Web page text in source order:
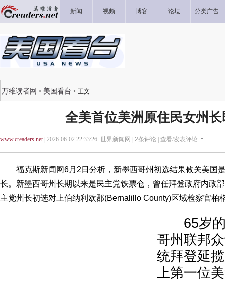
新闻 视频 博客 论坛 分类广告
万维读者网 > 美国看台 > 正文
全美首位美洲原住民女州
www.creaders.net| 2026-06-02 22:33:26 世界新闻网 | 2条评论 | 查看/发表评论
福克斯新闻网6月2日分析，新墨西哥州初选结果攸关美国
长。新墨西哥州长期以来是民主党铁票仓，曾任拜登政府内政
主党州长初选对上伯纳利欧郡(Bernalillo County)区域检察官柏
65岁的
哥州联邦
统拜登延
上第一位